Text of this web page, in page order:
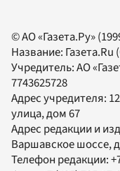
© АО «Газета.Ру»
Название: Газета.Ru
Учредитель:АО
7743625728
Адрес учредителя:
улица, дом 67
Адрес редакции и
Варшавское шоссе,
Телефон редакции: